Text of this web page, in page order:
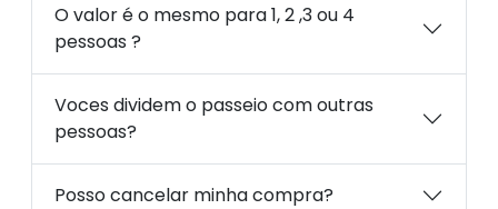
O valor é o mesmo para 1, 2 ,3 ou 4
pessoas ?
Voces dividem o passeio com outras
pessoas?
Posso cancelar minha compra?